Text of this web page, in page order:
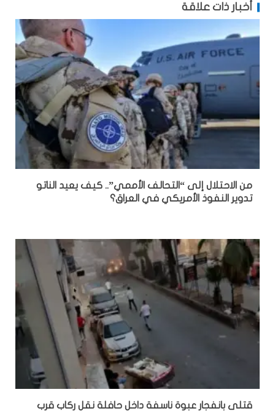
أخبار ذات علاقة
من الاحتلال إلى “التحالف الأممي”.. كيف يعيد الناتو
تدوير النفوذ الأمريكي في العراق؟
قتلى بانفجار عبوة ناسفة داخل حافلة نقل ركاب قرب